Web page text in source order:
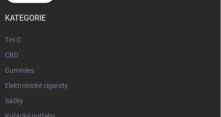
KATEGORIE
T-H-C
CBD
Gummies
Elektronické cigarety
Sáčky